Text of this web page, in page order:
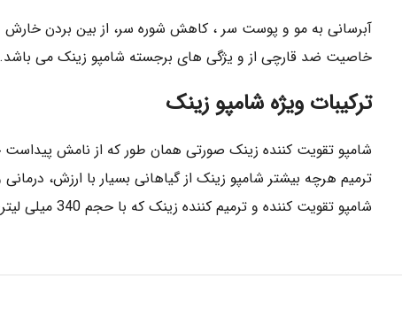
آبرسانى به مو و پوست سر ، كاهش شوره سر، از بين بردن
خاصيت ضد قارچى از و يژگى هاى برجسته شامپو زينک مى باشد.
تركيبات ويژه شامپو زينک
شامپو تقویت کننده زينک صورتی همان طور كه از نامش
شامپو تقويت كننده و ترميم كننده زينک كه با حجم 340 ميلى ليترى عرضه شده است بدون پارابن و سيليكون ميباشد.